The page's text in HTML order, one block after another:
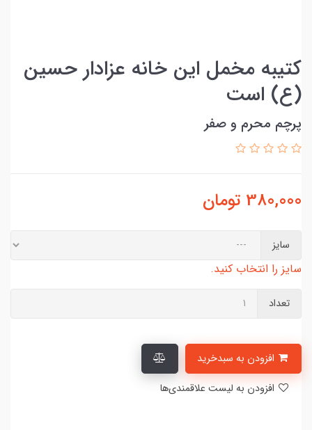
کتیبه مخمل این خانه عزادار حسین
(ع) است
پرچم محرم و صفر
380,000 تومان
سایز
سایز را انتخاب کنید.
تعداد